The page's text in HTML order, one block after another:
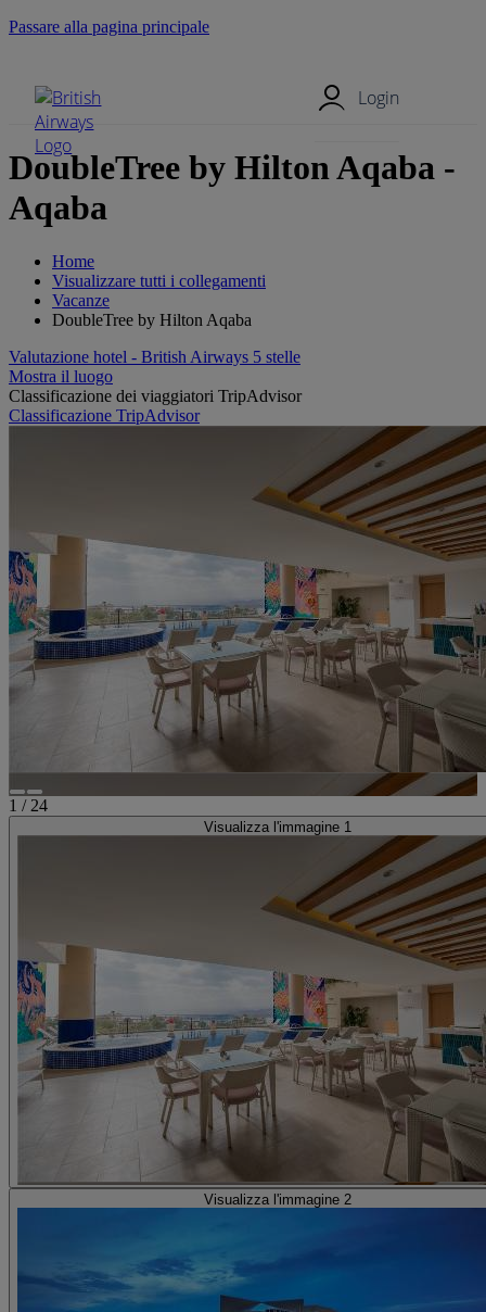
Passare alla pagina principale
Login
DoubleTree by Hilton Aqaba -
Aqaba
Home
Visualizzare tutti i collegamenti
Vacanze
DoubleTree by Hilton Aqaba
Valutazione hotel - British Airways 5 stelle
Mostra il luogo
Classificazione dei viaggiatori TripAdvisor
Classificazione TripAdvisor
1 / 24
Visualizza l'immagine 1
Visualizza l'immagine 2